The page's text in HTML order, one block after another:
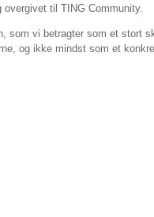
til TING Community.
som vi betragter som et stort
og ikke mindst som et